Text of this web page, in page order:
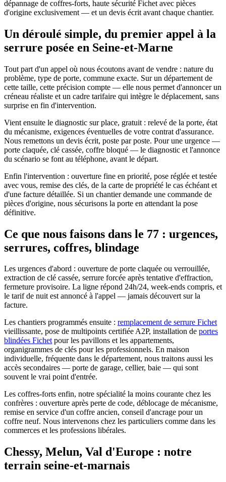
dépannage de coffres-forts, haute sécurité Fichet avec pièces
d'origine exclusivement — et un devis écrit avant chaque chantier.
Un déroulé simple, du premier appel à la
serrure posée en Seine-et-Marne
Tout part d'un appel où nous écoutons avant de vendre : nature du
problème, type de porte, commune exacte. Sur un département de
cette taille, cette précision compte — elle nous permet d'annoncer un
créneau réaliste et un cadre tarifaire qui intègre le déplacement, sans
surprise en fin d'intervention.
Vient ensuite le diagnostic sur place, gratuit : relevé de la porte, état
du mécanisme, exigences éventuelles de votre contrat d'assurance.
Nous remettons un devis écrit, poste par poste. Pour une urgence —
porte claquée, clé cassée, coffre bloqué — le diagnostic et l'annonce
du scénario se font au téléphone, avant le départ.
Enfin l'intervention : ouverture fine en priorité, pose réglée et testée
avec vous, remise des clés, de la carte de propriété le cas échéant et
d'une facture détaillée. Si un chantier demande une commande de
pièces d'origine, nous sécurisons la porte en attendant la pose
définitive.
Ce que nous faisons dans le 77 : urgences,
serrures, coffres, blindage
Les urgences d'abord : ouverture de porte claquée ou verrouillée,
extraction de clé cassée, serrure forcée après tentative d'effraction,
fermeture provisoire. La ligne répond 24h/24, week-ends compris, et
le tarif de nuit est annoncé à l'appel — jamais découvert sur la
facture.
Les chantiers programmés ensuite : remplacement de serrure Fichet
vieillissante, pose de multipoints certifiée A2P, installation de portes
blindées Fichetpour les pavillons et les appartements,
organigrammes de clés pour les professionnels. En maison
individuelle, fréquente dans le département, nous traitons aussi les
accès secondaires — porte de garage, cellier, baie — qui sont
souvent le vrai point d'entrée.
Les coffres-forts enfin, notre spécialité la moins courante chez les
confrères : ouverture après perte de code, déblocage de mécanisme,
remise en service d'un coffre ancien, conseil d'ancrage pour un
coffre neuf. Nous intervenons chez les particuliers comme dans les
commerces et les professions libérales.
Chessy, Melun, Val d'Europe : notre
terrain seine-et-marnais